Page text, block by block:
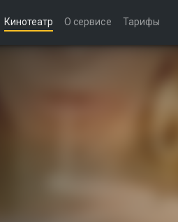
Кинотеатр О сервисе Тарифы